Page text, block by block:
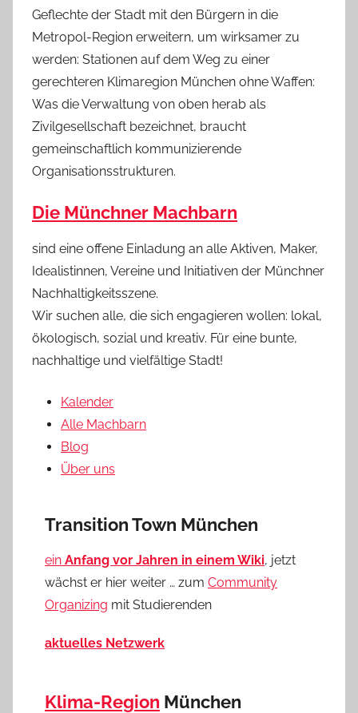
Geflechte der Stadt mit den Bürgern in die
Metropol-Region erweitern, um wirksamer zu
werden: Stationen auf dem Weg zu einer
gerechteren Klimaregion München ohne Waffen:
Was die Verwaltung von oben herab als
Zivilgesellschaft bezeichnet, braucht
gemeinschaftlich kommunizierende
Organisationsstrukturen.
Die Münchner Machbarn
sind eine offene Einladung an alle Aktiven, Maker,
Idealistinnen, Vereine und Initiativen der Münchner
Nachhaltigkeitsszene.
Wir suchen alle, die sich engagieren wollen: lokal,
ökologisch, sozial und kreativ. Für eine bunte,
nachhaltige und vielfältige Stadt!
Kalender
Alle Machbarn
Blog
Über uns
Transition Town München
ein Anfang vor Jahren in einem Wiki, jetzt
wächst er hier weiter … zum Community
Organizing mit Studierenden
aktuelles Netzwerk
Klima-Region München